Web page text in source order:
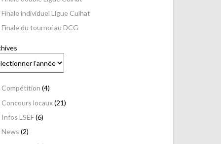
Finale individuel Ligue Culhat
Finale du tournoi au DCG
Compétition (4)
Concours locaux(21)
Infos LSEF(6)
News (2)